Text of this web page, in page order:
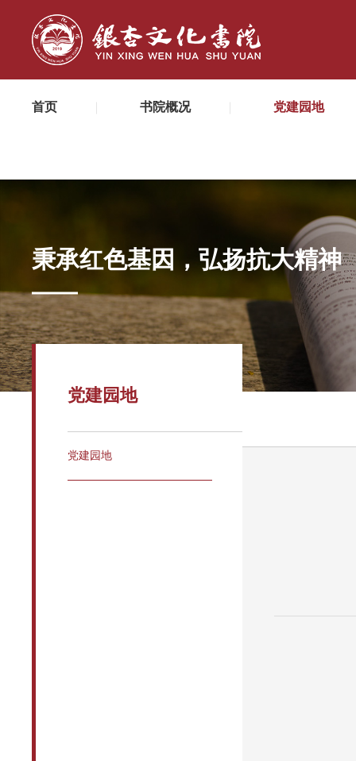
首页 书院概况 党建园地
秉承红色基因，弘扬抗大精神
党建园地
党建园地